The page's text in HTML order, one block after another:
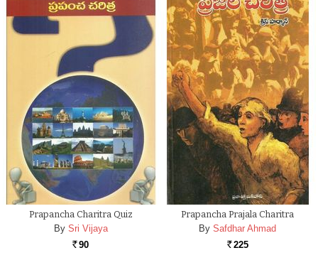
Prapancha Charitra Quiz
By Sri Vijaya
Rs. 90
Prapancha Prajala Charitra
By Safdhar Ahmad
Rs. 225